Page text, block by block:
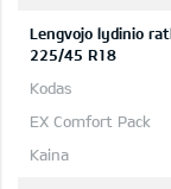
Lengvojo lydinio
225/45 R18